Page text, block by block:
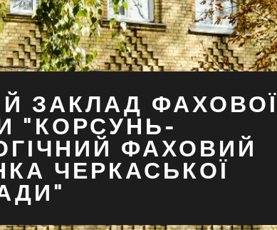
ЗАКЛАД ФАХОВОЇ
"КОРСУНЬ-
ФАХОВИЙ
ЧЕРКАСЬКОЇ